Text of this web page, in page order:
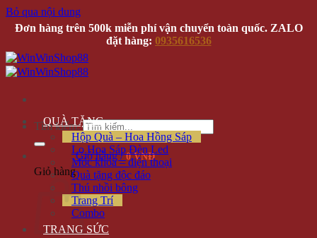
Bỏ qua nội dung
Đơn hàng trên 500k miễn phí vận chuyển toàn quốc. ZALO
đặt hàng: 0935616536
Tìm kiếm:
Giỏ hàng /0 VNĐ
Giỏ hàng
QUÀ TẶNG
Hộp Quà – Hoa Hồng Sáp
Lọ Hoa Sáp Đèn Led
Móc khóa – điện thoại
Quà tặng độc đáo
Thú nhồi bông
Trang Trí
Combo
TRANG SỨC